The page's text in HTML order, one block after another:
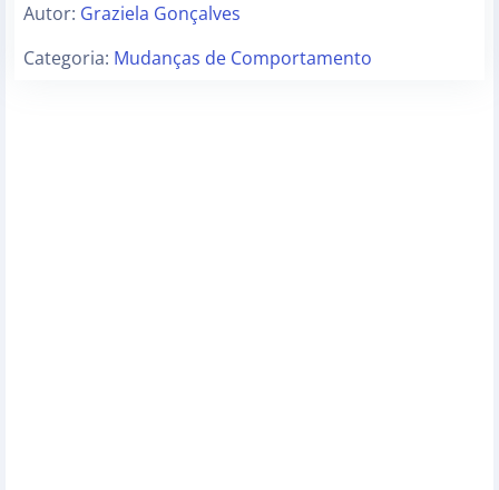
Autor: Graziela Gonçalves
Categoria: Mudanças de Comportamento